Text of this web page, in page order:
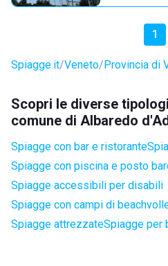
1
Spiagge.it Veneto Provincia di
Scopri le diverse
comune di Albaredo
Spiagge con bar e ristorante
Spiagge con piscina e posto
Spiagge accessibili per disabili
Spiagge con campi di
Spiagge attrezzateSpiagge per